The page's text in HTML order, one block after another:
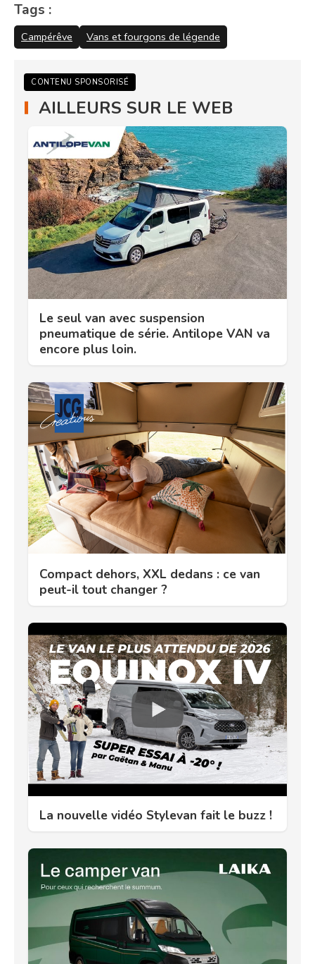
Tags :
Campérêve Vans et fourgons de légende
CONTENU SPONSORISÉ
AILLEURS SUR LE WEB
Le seul van avec suspension
pneumatique de série. Antilope VAN va
encore plus loin.
Compact dehors, XXL dedans : ce van
peut-il tout changer ?
La nouvelle vidéo Stylevan fait le buzz !